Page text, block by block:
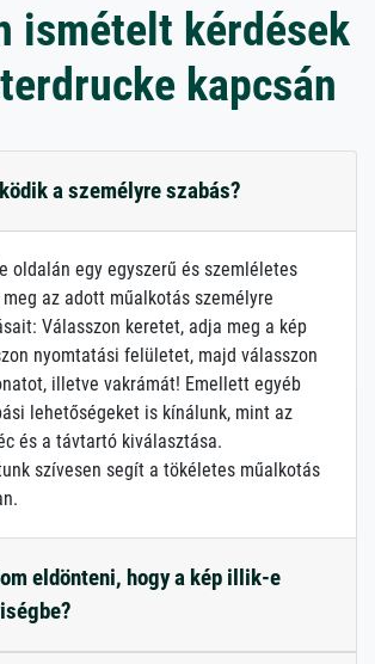
ismételt kérdések
kapcsán
a személyre szabás?
oldalán egy egyszerű és szemléletes
az adott műalkotás személyre
Válasszon keretet, adja meg a kép
nyomtatási felületet, majd válasszon
illetve vakrámát! Emellett egyéb
lehetőségeket is kínálunk, mint az
és a távtartó kiválasztása.
szívesen segít a tökéletes műalkotás
eldönteni, hogy a kép illik-e